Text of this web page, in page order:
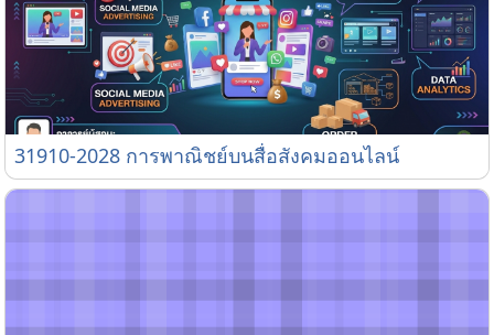
31910-2028 การพาณิชย์บนสื่อสังคมออนไลน์
31910-2028 การพาณิชย์บนสื่อสังคมออนไลน์